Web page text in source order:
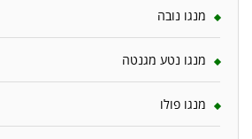
מנגו נובה
מנגו נטע מגנטה
מנגו פולו